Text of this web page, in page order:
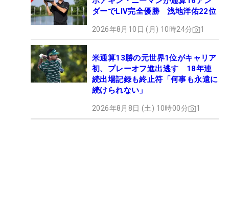
ダーでLIV完全優勝 浅地洋佑22位
2026年8月10日 (月) 10時24分 1
米通算13勝の元世界1位がキャリア
初、プレーオフ進出逃す 18年連
続出場記録も終止符「何事も永遠に
続けられない」
2026年8月8日 (土) 10時00分 1